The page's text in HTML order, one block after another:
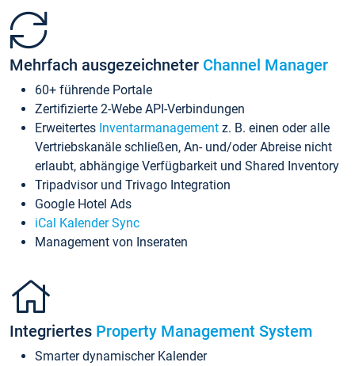
Mehrfach ausgezeichneter Channel Manager
60+ führende Portale
Zertifizierte 2-Webe API-Verbindungen
Erweitertes Inventarmanagement z. B. einen oder alle
Vertriebskanäle schließen, An- und/oder Abreise nicht
erlaubt, abhängige Verfügbarkeit und Shared Inventory
Tripadvisor und Trivago Integration
Google Hotel Ads
iCal Kalender Sync
Management von Inseraten
Integriertes Property Management System
Smarter dynamischer Kalender